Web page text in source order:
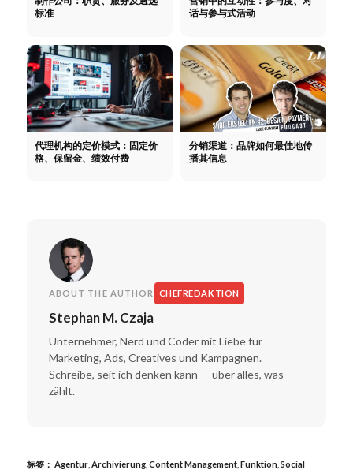
标准
话与参与式活动
代理机构的定价模式：固定价
格、保留金、绩效付费
分销渠道：品牌如何最佳地传
播其信息
ABOUT THE AUTHOR CHEFREDAKTION
Stephan M. Czaja
Unternehmer, Nerd und Coder mit Liebe für
Marketing, Ads, Creatives und Kampagnen.
Schreibe, seit ich denken kann — über alles, was
zählt.
标签： Agentur, Archivierung, Content Management, Funktion, Social